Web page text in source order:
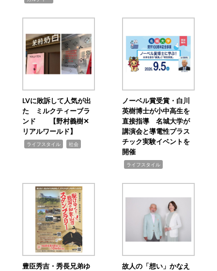
LVに敗訴して人気が出
た ミルクティーブラ
ンド 【野村義樹✕
リアルワールド】
ライフスタイル 社会
ノーベル賞受賞・白川
英樹博士が小中高生を
直接指導 名城大学が
講演会と導電性プラス
チック実験イベントを
開催
ライフスタイル
豊臣秀吉・秀長兄弟ゆ
故人の「想い」かなえ